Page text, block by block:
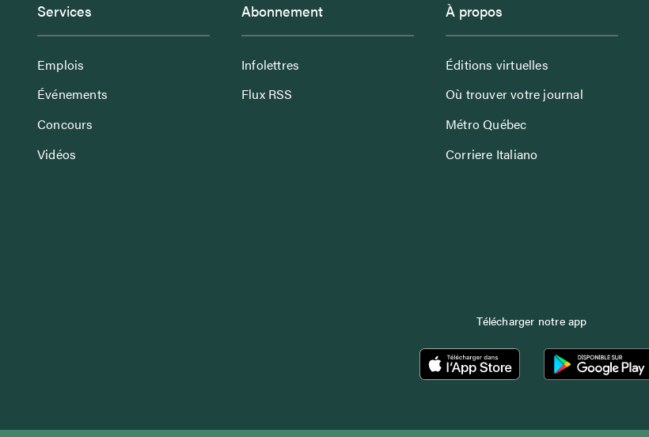
Services
Emplois
Événements
Concours
Vidéos
Abonnement
Infolettres
Flux RSS
À propos
Éditions virtuelles
Où trouver votre journal
Métro Québec
Corriere Italiano
Télécharger notre app